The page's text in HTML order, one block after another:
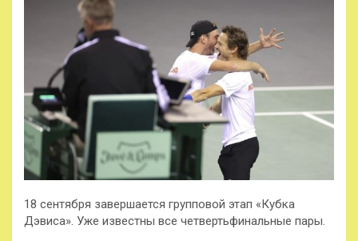
18 сентября завершается групповой этап «Кубка
Дэвиса». Уже известны все четвертьфинальные пары.